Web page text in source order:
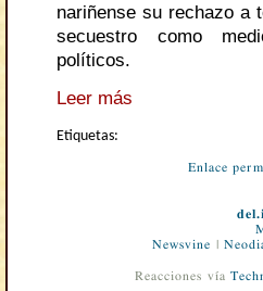
nariñense su rechazo a
secuestro como
políticos.
Leer más
Etiquetas:
Enlace
Newsvine |
Reacciones vía